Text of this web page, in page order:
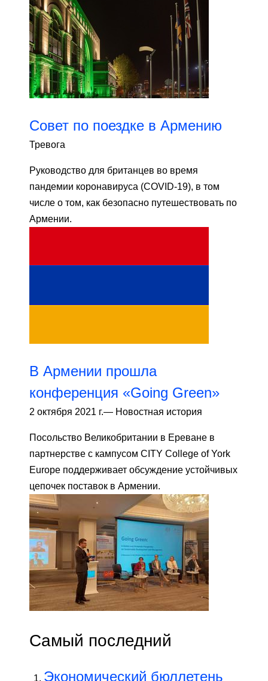
Совет по поездке в Армению
Тревога
Руководство для британцев во время
пандемии коронавируса (COVID-19), в том
числе о том, как безопасно путешествовать по
Армении.
В Армении прошла
конференция «Going Green»
2 октября 2021 г.— Новостная история
Посольство Великобритании в Ереване в
партнерстве с кампусом CITY College of York
Europe поддерживает обсуждение устойчивых
цепочек поставок в Армении.
Самый последний
Экономический бюллетень